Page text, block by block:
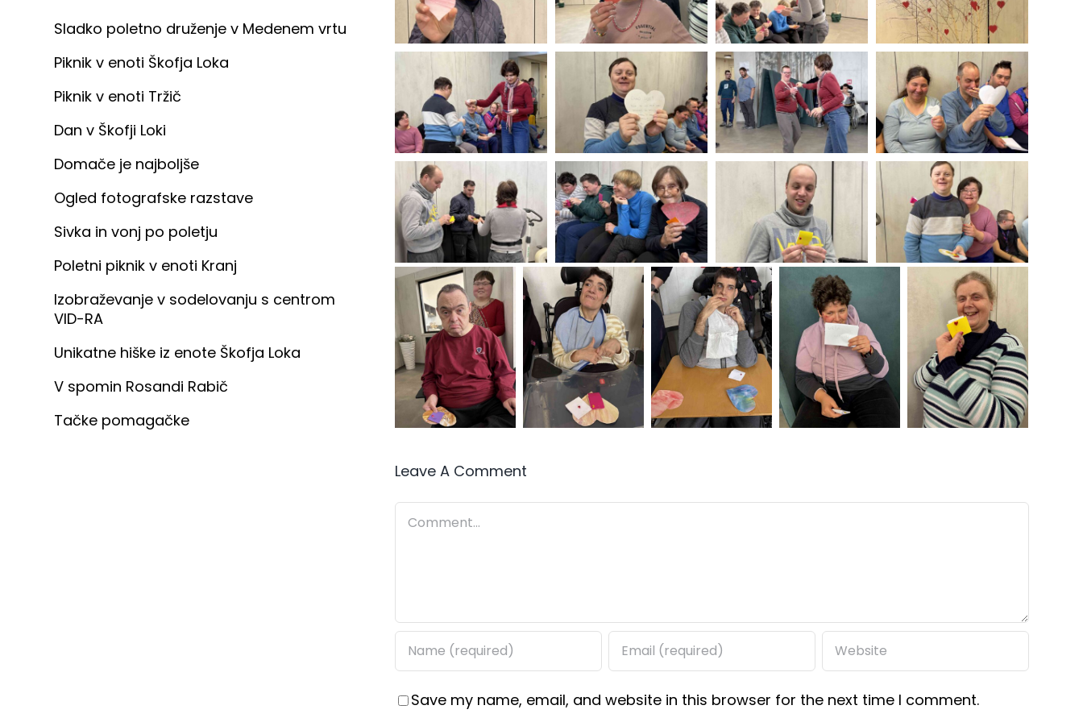
Sladko poletno druženje v Medenem vrtu
Piknik v enoti Škofja Loka
Piknik v enoti Tržič
Dan v Škofji Loki
Domače je najboljše
Ogled fotografske razstave
Sivka in vonj po poletju
Poletni piknik v enoti Kranj
Izobraževanje v sodelovanju s centrom
VID-RA
Unikatne hiške iz enote Škofja Loka
V spomin Rosandi Rabič
Tačke pomagačke
Leave A Comment
Comment
Save my name, email, and website in this browser for the next time I comment.